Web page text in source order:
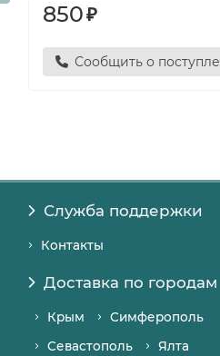
850₽
Сообщить о
Служба поддержки
Контакты
Доставка по городам
Крым
Симферополь
Севастополь
Ялта